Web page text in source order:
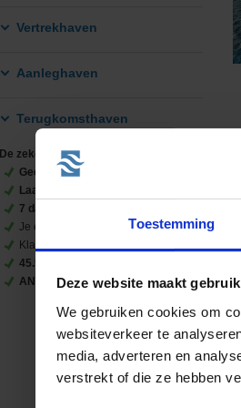
Toestemming
Deze website maakt
We gebruiken cookies om
websiteverkeer te
media, adverteren en
verstrekt of die ze hebben
Vertrekhaven
Aanleghaven
Terugkomsthaven
De zekerheid van CruiseReizen.nl
Geen
verborgen kosten
Laagsteprijsgarantie
7 dagen
Je eigen contactpersoon
Klantbeoordeling
45.506
ANVR
SGRenCLIAlid